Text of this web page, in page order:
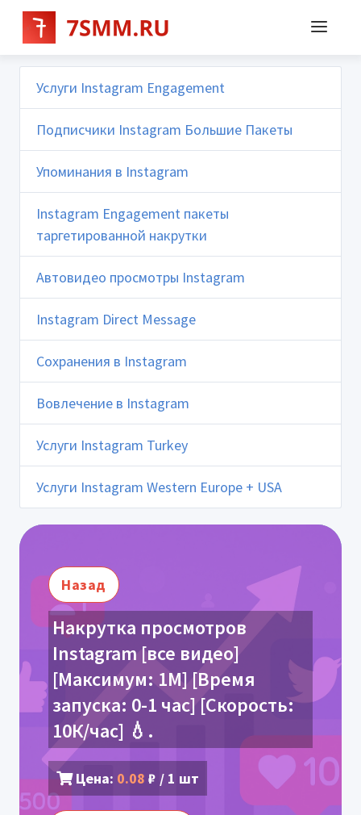
Услуги Instagram Engagement
Подписчики Instagram Большие Пакеты
Упоминания в Instagram
Instagram Engagement пакеты
таргетированной накрутки
Автовидео просмотры Instagram
Instagram Direct Message
Сохранения в Instagram
Вовлечение в Instagram
Услуги Instagram Turkey
Услуги Instagram Western Europe + USA
Назад
Накрутка просмотров
Instagram [все видео]
[Максимум: 1М] [Время
запуска: 0-1 час] [Скорость:
10К/час] 💧.
Цена: 0.08 ₽ / 1 шт